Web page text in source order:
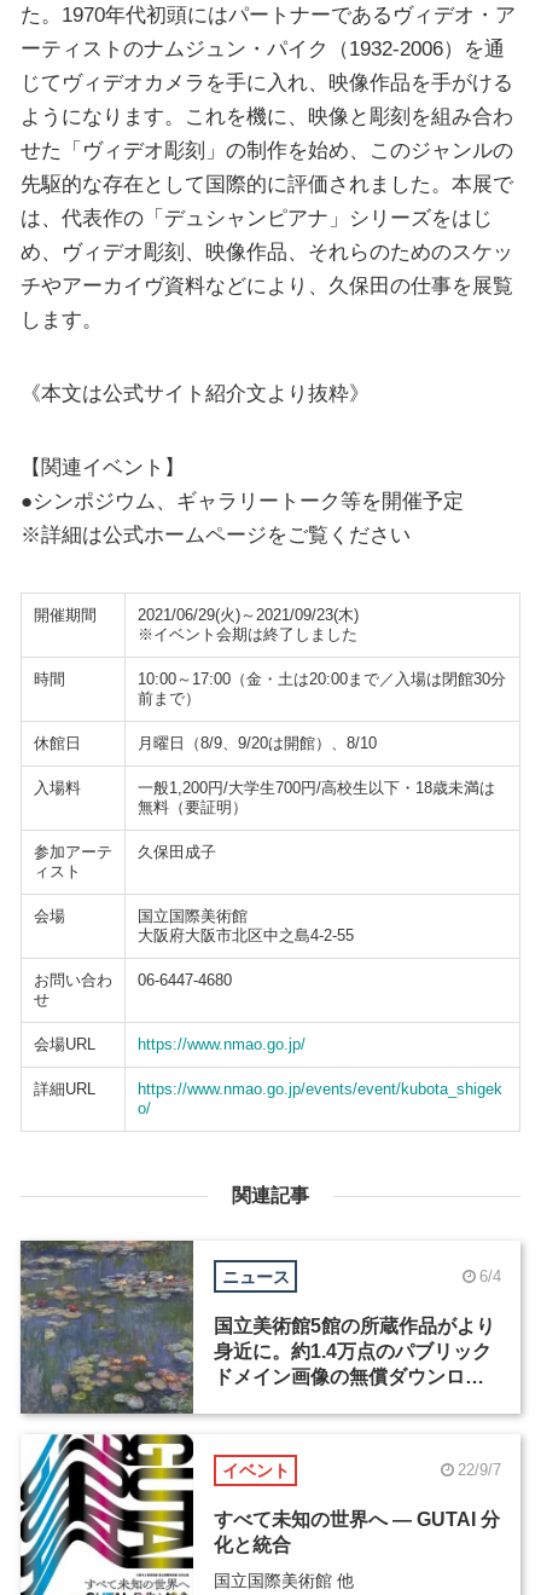
た。1970年代初頭にはパートナーであるヴィデオ・ア
ーティストのナムジュン・パイク（1932-2006）を通
じてヴィデオカメラを手に入れ、映像作品を手がける
ようになります。これを機に、映像と彫刻を組み合わ
せた「ヴィデオ彫刻」の制作を始め、このジャンルの
先駆的な存在として国際的に評価されました。本展で
は、代表作の「デュシャンピアナ」シリーズをはじ
め、ヴィデオ彫刻、映像作品、それらのためのスケッ
チやアーカイヴ資料などにより、久保田の仕事を展覧
します。
《本文は公式サイト紹介文より抜粋》
【関連イベント】
●シンポジウム、ギャラリートーク等を開催予定
※詳細は公式ホームページをご覧ください
開催期間
2021/06/29(火)～2021/09/23(木)
※イベント会期は終了しました
時間
10:00～17:00（金・土は20:00まで／入場は閉館30分
前まで）
休館日 月曜日（8/9、9/20は開館）、8/10
入場料
一般1,200円/大学生700円/高校生以下・18歳未満は
無料（要証明）
参加アーテ
ィスト
久保田成子
会場
国立国際美術館
大阪府大阪市北区中之島4-2-55
お問い合わ
せ
06-6447-4680
会場URL https://www.nmao.go.jp/
詳細URL
https://www.nmao.go.jp/events/event/kubota_shigek
o/
関連記事
ニュース 6/4
国立美術館5館の所蔵作品がより
身近に。約1.4万点のパブリック
ドメイン画像の無償ダウンロー
イベント 22/9/7
すべて未知の世界へ ― GUTAI 分
化と統合
国立国際美術館 他